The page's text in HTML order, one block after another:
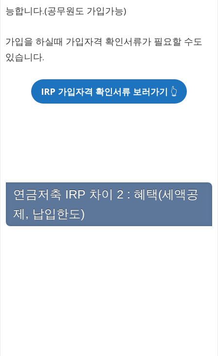
능합니다.(공무원도 가입가능)
가입을 하실때 가입자격 확인서류가 필요할 수도
있습니다.
IRP 가입자격 확인서류 보러가기 👆
연금저축 IRP 차이 2 : 혜택(세액공
제, 납입한도)